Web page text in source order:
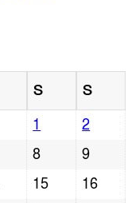
S
S
1
2
8
9
15
16